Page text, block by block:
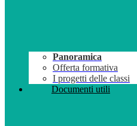
Panoramica
Offerta formativa
I progetti delle classi
Documenti utili